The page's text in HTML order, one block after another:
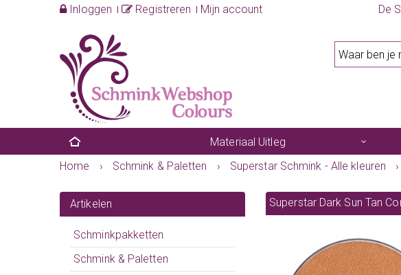
Inloggen Registreren Mijn account
De
Materiaal Uitleg
Home
› Schmink & Paletten › Superstar Schmink - Alle kleuren ›
Artikelen
Schminkpakketten
Schmink & Paletten
Superstar Dark Sun Tan